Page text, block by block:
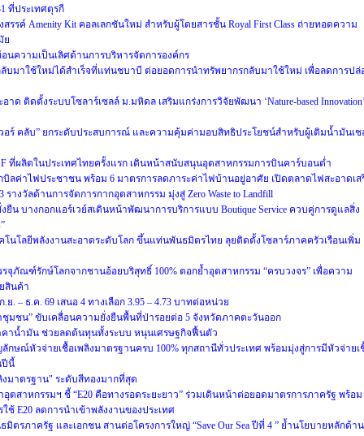
ที่ประเทศตุรกี
รรค์ Amenity Kit คอลเลกชันใหม่ สำหรับผู้โดยสารชั้น Royal First Class ถ่ายทอดความ
ย
นความเป็นเลิศด้านการบริหารจัดการองค์กร
บมาใช้ใหม่ได้สำเร็จที่แท่นชบาบี ต่อยอดการนำทรัพยากรกลับมาใช้ใหม่ เพื่อลดการปล่
ด ติดตั้งระบบโซลาร์เซลล์ ม.มหิดล เสริมแกร่งการวิจัยพัฒนา ‘Nature-based Innovation’
วอร์ คลับ” ยกระดับประสบการณ์ และความคุ้มค่ามอบสิทธิประโยชน์สำหรับผู้เติมน้ำมันเช
ที่ผลิตในประเทศไทยครั้งแรก เดินหน้าสนับสนุนอุตสาหกรรมการบินคาร์บอนต่ำ
ลค่าไฟประชาชน พร้อม 6 มาตรการลดภาระค่าไฟบ้านอยู่อาศัย เปิดตลาดไฟสะอาดเส
รางวัลด้านการจัดการกากอุตสาหกรรม มุ่งสู่ Zero Waste to Landfill
น บางกอกแอร์เวย์สเดินหน้าพัฒนาการบริการแบบ Boutique Service ควบคู่การดูแลสิ่ง
คโนโลยีพลังงานสะอาดระดับโลก ขึ้นแท่นพันธมิตรไทย ลุยติดตั้งโซลาร์ภาคครัวเรือนเพิ่ม
จุภัณฑ์รักษ์โลกจากชานอ้อยบริสุทธิ์ 100% ตอกย้ำอุตสาหกรรม “ครบวงจร” เพื่อความ
สินค้า
– ธ.ค. 69 เสนอ 4 ทางเลือก 3.95 – 4.73 บาทต่อหน่วย
ชุมชน” ขับเคลื่อนความยั่งยืนพื้นที่ป่ารอยต่อ 5 จังหวัดภาคตะวันออก
าน้ำมัน ช่วยลดต้นทุนทั้งระบบ หนุนเศรษฐกิจฟื้นตัว
ษณ์หัวจ่ายเชื้อเพลิงมาตรฐานครบ 100% ทุกสถานีทั่วประเทศ พร้อมมุ่งสู่การมีหัวจ่ายเ
ปีนี้
งมาตรฐาน" ระดับสีทองมากที่สุด
ตสาหกรรมฯ ชี้ “E20 คือทางรอดระยะยาว” ร่วมเดินหน้าต่อยอดมาตรการภาครัฐ พร้อม
ช้ E20 ลดการนำเข้าพลังงานของประเทศ
ตรภาครัฐ และเอกชน สานต่อโครงการใหญ่ “Save Our Sea ปีที่ 4 ” ย้ำนโยบายหลักด้าน